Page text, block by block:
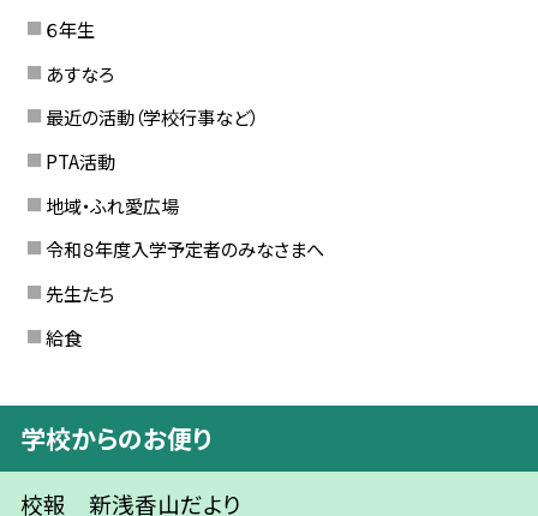
６年生
あすなろ
最近の活動（学校行事など）
PTA活動
地域・ふれ愛広場
令和８年度入学予定者のみなさまへ
先生たち
給食
学校からのお便り
校報 新浅香山だより